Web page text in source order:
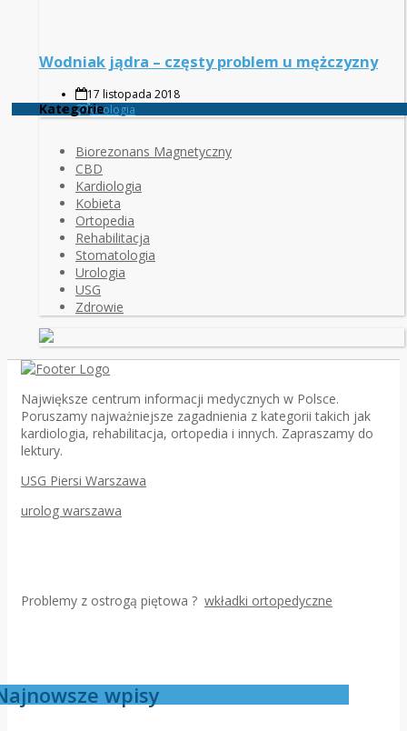
Wodniak jądra – częsty problem u mężczyzny
17 listopada 2018
Urologia
Kategorie
Biorezonans Magnetyczny
CBD
Kardiologia
Kobieta
Ortopedia
Rehabilitacja
Stomatologia
Urologia
USG
Zdrowie
Największe centrum informacji medycznych w Polsce.
Poruszamy najważniejsze zagadnienia z kategorii takich jak
kardiologia, rehabilitacja, ortopedia i innych. Zapraszamy do
lektury.
USG Piersi Warszawa
urolog warszawa
Problemy z ostrogą piętowa ? wkładki ortopedyczne
wpisy